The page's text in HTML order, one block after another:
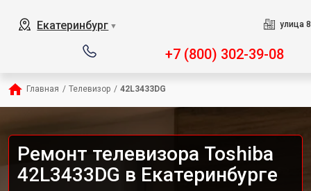
Екатеринбург ▼ улица
+7 (800) 302-39-08
Главная / Телевизор / 42L3433DG
Ремонт телевизора Toshiba
42L3433DG в Екатеринбурге